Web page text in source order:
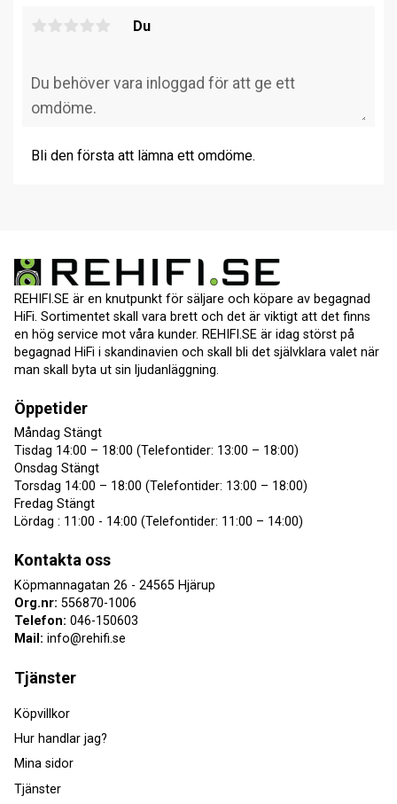
Du
Bli den första att lämna ett omdöme.
REHIFI.SE är en knutpunkt för säljare och köpare av begagnad
HiFi. Sortimentet skall vara brett och det är viktigt att det finns
en hög service mot våra kunder. REHIFI.SE är idag störst på
begagnad HiFi i skandinavien och skall bli det självklara valet när
man skall byta ut sin ljudanläggning.
Öppetider
Måndag Stängt
Tisdag 14:00 – 18:00 (Telefontider: 13:00 – 18:00)
Onsdag Stängt
Torsdag 14:00 – 18:00 (Telefontider: 13:00 – 18:00)
Fredag Stängt
Lördag : 11:00 - 14:00 (Telefontider: 11:00 – 14:00)
Kontakta oss
Köpmannagatan 26 - 24565 Hjärup
Org.nr: 556870-1006
Telefon: 046-150603
Mail: info@rehifi.se
Tjänster
Köpvillkor
Hur handlar jag?
Mina sidor
Tjänster